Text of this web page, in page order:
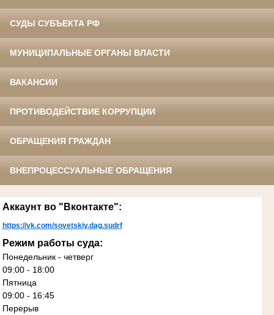
СУДЫ СУБЪЕКТА РФ
МУНИЦИПАЛЬНЫЕ ОРГАНЫ ВЛАСТИ
ВАКАНСИИ
ПРОТИВОДЕЙСТВИЕ КОРРУПЦИИ
ОБРАЩЕНИЯ ГРАЖДАН
ВНЕПРОЦЕССУАЛЬНЫЕ ОБРАЩЕНИЯ
Аккаунт во "Вконтакте":
https://vk.com/sovetskiy.dag.sudrf
Режим работы суда:
Понедельник - четверг
09:00 - 18:00
Пятница
09:00 - 16:45
Перерыв